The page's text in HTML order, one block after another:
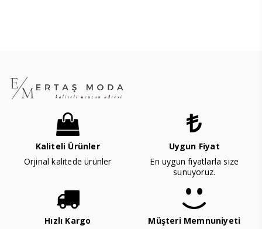
Kaliteli Ürünler
Orjinal kalitede ürünler
Uygun Fiyat
En uygun fiyatlarla size
sunuyoruz.
Hızlı Kargo
Müşteri Memnuniyeti